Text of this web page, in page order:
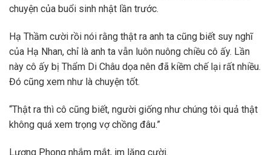
chuyện của buổi sinh nhật lần trước.
Hạ Thầm cười rồi nói rằng thật ra anh ta cũng biết suy nghĩ
của Hạ Nhan, chỉ là anh ta vẫn luôn nuông chiều cô ấy. Lần
này cô ấy bị Thẩm Di Châu dọa nên đã kiềm chế lại rất nhiều.
Đó cũng xem như là chuyện tốt.
“Thật ra thì cô cũng biết, người giống như chúng tôi quả thật
không quá xem trọng vợ chồng đâu.”
Lương Phong nhắm mắt, im lặng cười.